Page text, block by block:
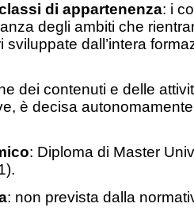
di appartenenza: i
degli ambiti che
dall’intera
dei contenuti e delle
è decisa
: Diploma di Master
: non prevista dalla